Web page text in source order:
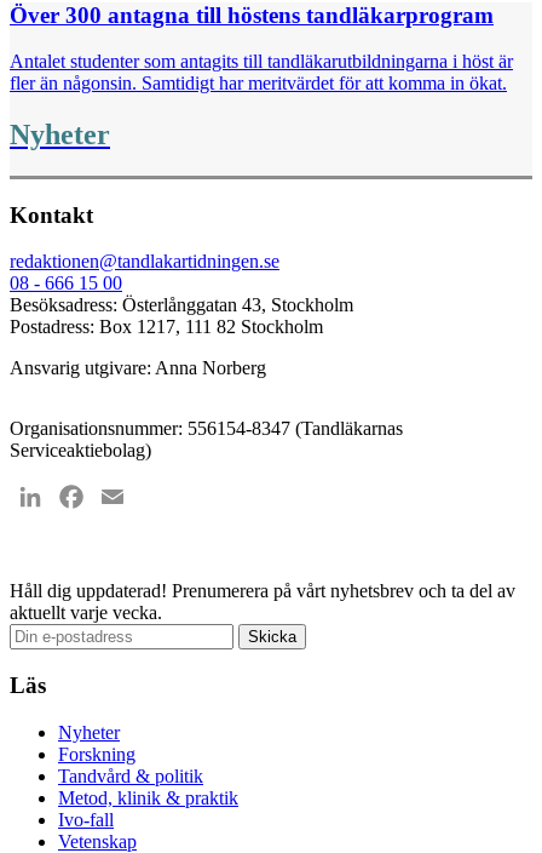
Över 300 antagna till höstens tandläkarprogram
Antalet studenter som antagits till tandläkarutbildningarna i höst är
fler än någonsin. Samtidigt har meritvärdet för att komma in ökat.
Nyheter
Kontakt
redaktionen@tandlakartidningen.se
08 - 666 15 00
Besöksadress: Österlånggatan 43, Stockholm
Postadress: Box 1217, 111 82 Stockholm
Ansvarig utgivare: Anna Norberg
Organisationsnummer: 556154-8347 (Tandläkarnas
Serviceaktiebolag)
LinkedInFacebook
Håll dig uppdaterad! Prenumerera på vårt nyhetsbrev och ta del av
aktuellt varje vecka.
Läs
Nyheter
Forskning
Tandvård & politik
Metod, klinik & praktik
Ivo-fall
Vetenskap